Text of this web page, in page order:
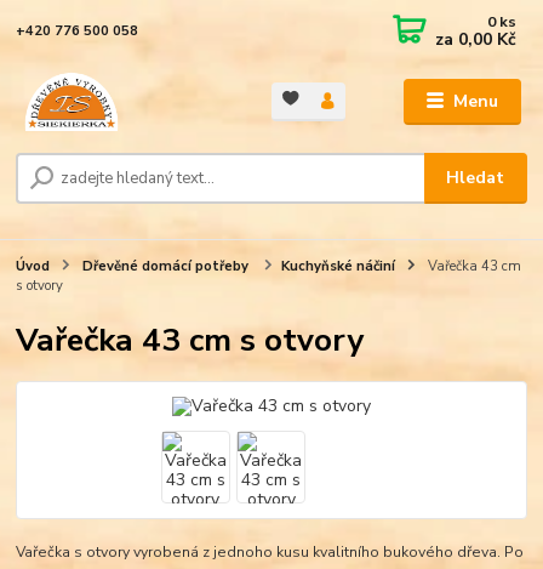
Menu
Hledat
+420 776 500 058 0ks
za 0,00 Kč
Úvod Dřevěné domácí potřeby Kuchyňské náčiní
Vařečka 43 cm
s otvory
Vařečka 43 cm s otvory
Vařečka s otvory vyrobená z jednoho kusu kvalitního bukového dřeva. Po